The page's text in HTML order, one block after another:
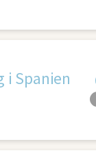
Spanien